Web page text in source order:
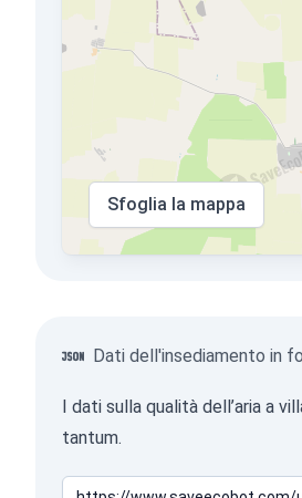
Sfoglia la mappa
Dati dell'insediamento in
I dati sulla qualità dell’aria a
tantum.